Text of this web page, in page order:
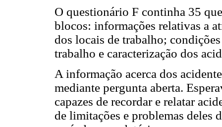
O questionário F continha 35
blocos: informações relativas a
dos locais de trabalho;
trabalho e caracterização dos
A informação acerca dos
mediante pergunta aberta.
capazes de recordar e relatar
de limitações e problemas deles